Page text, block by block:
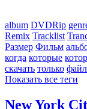
album DVDRip
Remix Tracklist
Размер Фильм
когда которые
скачать только
Показать все теги
New York